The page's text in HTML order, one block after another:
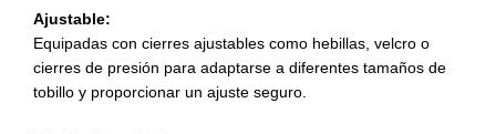
Ajustable:
Equipadas con cierres ajustables como hebillas, velcro o
cierres de presión para adaptarse a diferentes tamaños de
tobillo y proporcionar un ajuste seguro.